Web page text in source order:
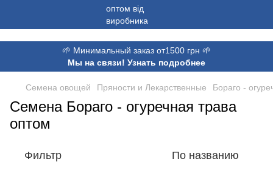
🌱 Минимальный заказ от1500 грн 🌱
Мы на связи! Узнать подробнее
Семена овощей Пряности и Лекарственные Бораго -
Семена Бораго - огуречная трава
оптом
Фильтр По названию